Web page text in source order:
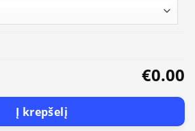
€0.00
Į krepšelį